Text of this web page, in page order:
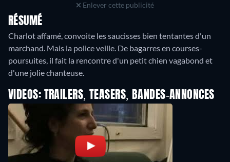
Enlever cette publicité
RÉSUMÉ
Charlot affamé, convoite les saucisses bien tentantes d'un
marchand. Mais la police veille. De bagarres en courses-
poursuites, il fait la rencontre d'un petit chien vagabond et
d'une jolie chanteuse.
VIDEOS: TRAILERS, TEASERS, BANDES-ANNONCES